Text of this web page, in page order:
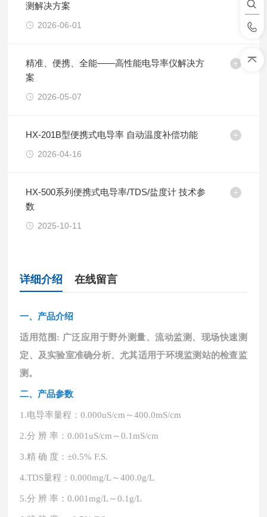
测解决方案
2026-06-01
精准、便携、全能——高性能电导率仪解决方
案
2026-05-07
HX-201B型便携式电导率 自动温度补偿功能
2026-04-16
HX-500系列便携式电导率/TDS/盐度计 技术参
数
2025-10-11
详细介绍 在线留言
一、 产品介绍
适用范围 : 广泛应用于野外测量、流动监测、现场快速测
定、及实验室准确分析、尤其适用于环境监测站的检查监
测。
二、产品参数
1.电导率量程：0.000uS/cm～400.0mS/cm
2.分 辨 率：0.001uS/cm～0.1mS/cm
3.精 确 度：±0.5% F.S.
4.TDS量程：0.000mg/L～400.0g/L
5.分 辨 率：0.001mg/L～0.1g/L